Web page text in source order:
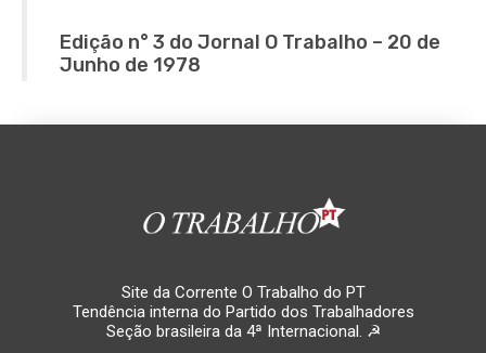
Edição n° 3 do Jornal O Trabalho – 20 de
Junho de 1978
Site da Corrente O Trabalho do PT
Tendência interna do Partido dos Trabalhadores
Seção brasileira da 4ª Internacional. ☭